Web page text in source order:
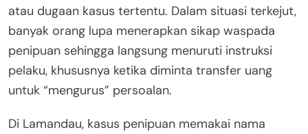
atau dugaan kasus tertentu. Dalam situasi terkejut,
banyak orang lupa menerapkan sikap waspada
penipuan sehingga langsung menuruti instruksi
pelaku, khususnya ketika diminta transfer uang
untuk “mengurus” persoalan.
Di Lamandau, kasus penipuan memakai nama